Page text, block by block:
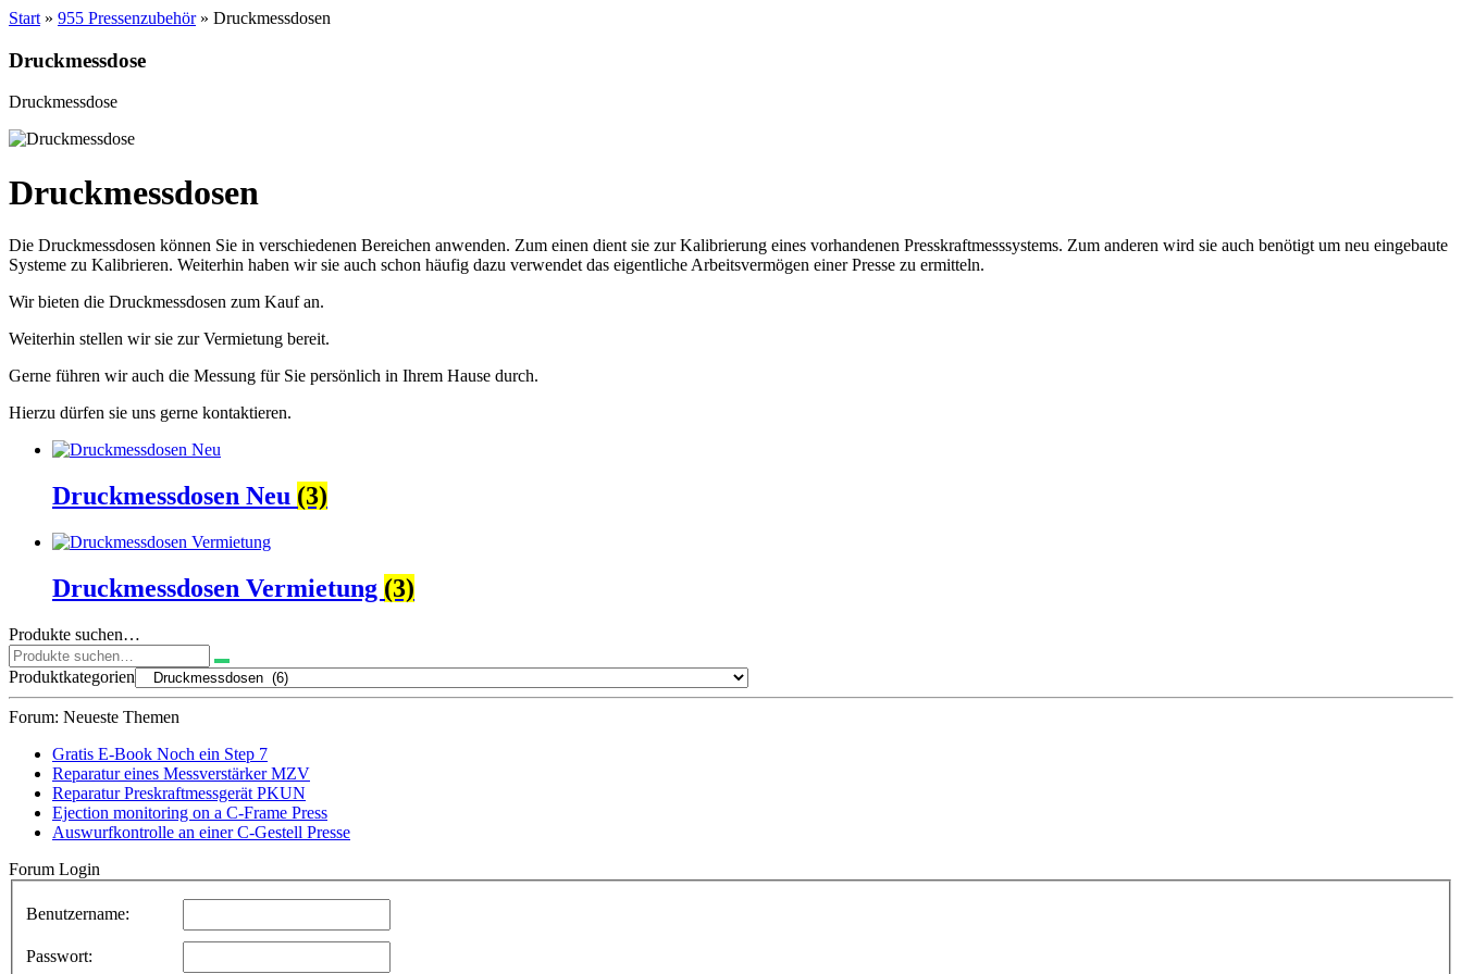
Start » 955 Pressenzubehör» Druckmessdosen
Druckmessdose
Druckmessdose
Druckmessdosen
Die Druckmessdosen können Sie in verschiedenen Bereichen anwenden. Zum einen dient sie zur Kalibrierung eines vorhandenen Presskraftmesssystems. Zum anderen wird sie auch benötigt um neu eingebaute
Systeme zu Kalibrieren. Weiterhin haben wir sie auch schon häufig dazu verwendet das eigentliche Arbeitsvermögen einer Presse zu ermitteln.
Wir bieten die Druckmessdosen zum Kauf an.
Weiterhin stellen wir sie zur Vermietung bereit.
Gerne führen wir auch die Messung für Sie persönlich in Ihrem Hause durch.
Hierzu dürfen sie uns gerne kontaktieren.
Druckmessdosen Neu (3)
Druckmessdosen Vermietung (3)
Produkte suchen…
Suchen
nach:
Produktkategorien
Forum: Neueste Themen
Gratis E-Book Noch ein Step 7
Reparatur eines Messverstärker MZV
Reparatur Preskraftmessgerät PKUN
Ejection monitoring on a C-Frame Press
Auswurfkontrolle an einer C-Gestell Presse
Forum Login
Benutzername:
Passwort: